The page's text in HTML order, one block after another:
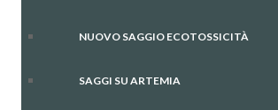
NUOVO SAGGIO ECOTOSSICITÀ
SAGGI SU ARTEMIA